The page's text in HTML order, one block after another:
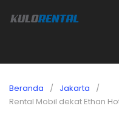
Beranda
Jakarta
Rental Mobil dekat Ethan